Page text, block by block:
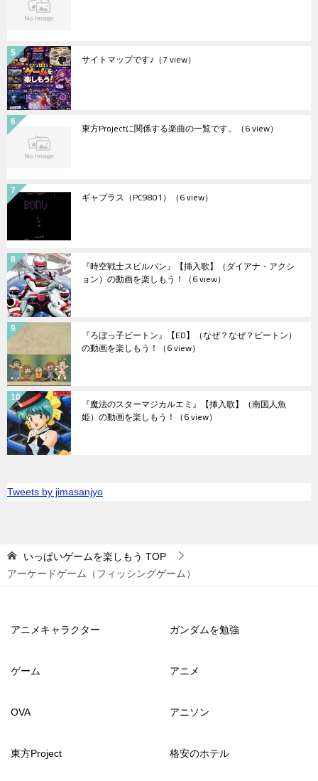
サイトマップです♪ （7 view）
東方Projectに関係する楽曲の一覧です。 （6 view）
ギャプラス（PC9801） （6 view）
『時空戦士スピルバン』【挿入歌】（ダイアナ・アクシ
ョン）の動画を楽しもう！ （6 view）
『ろぼっ子ビートン』【ED】（なぜ？なぜ？ビートン）
の動画を楽しもう！ （6 view）
『魔法のスターマジカルエミ』【挿入歌】（南国人魚
姫）の動画を楽しもう！ （6 view）
Tweets by jimasanjyo
いっぱいゲームを楽しもう TOP
アーケードゲーム（フィッシングゲーム）
アニメキャラクター ガンダムを勉強
ゲーム アニメ
OVA アニソン
東方Project 格安のホテル